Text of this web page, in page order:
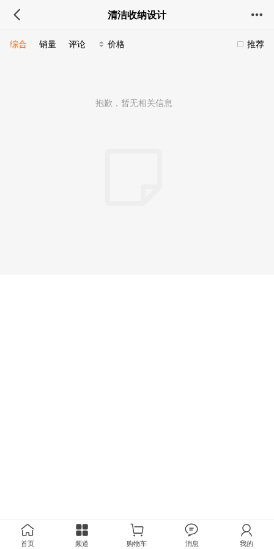
清洁收纳设计
推荐
综合 销量 评论 价格
抱歉，暂无相关信息
首页 频道 购物车 消息 我的